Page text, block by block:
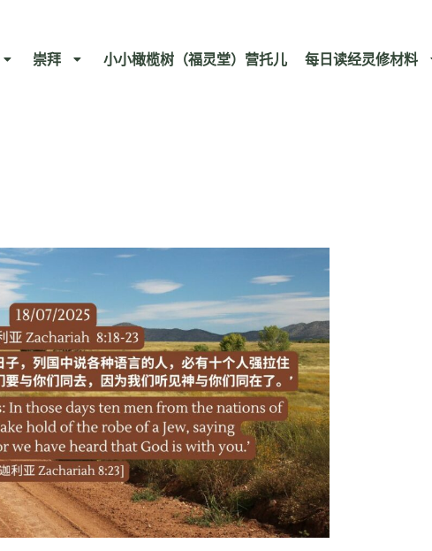
崇拜 小小橄榄树（福灵堂）营托儿 每日读经灵修材料